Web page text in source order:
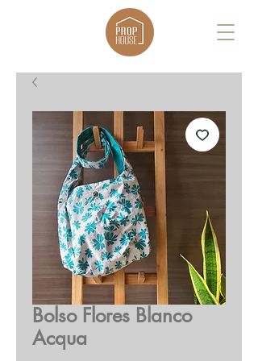
Bolso Flores Blanco
Acqua